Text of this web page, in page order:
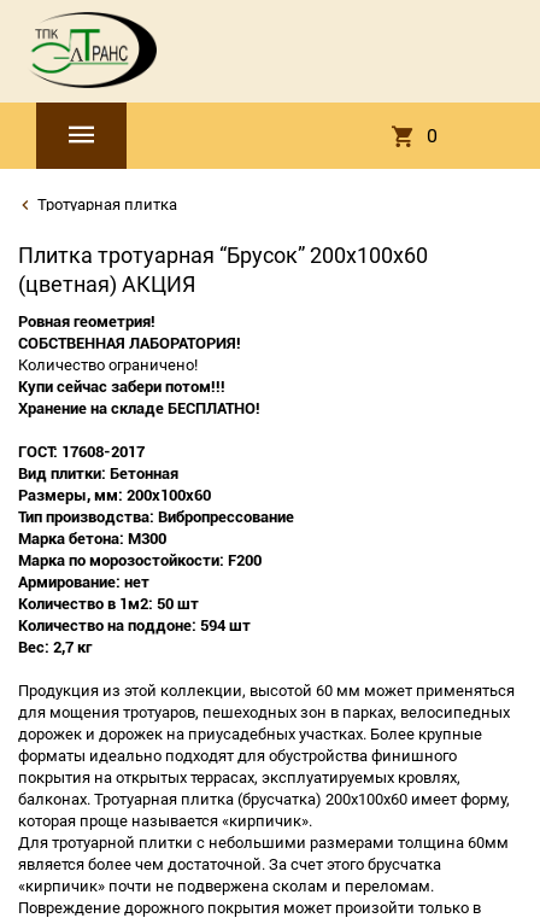
0
Тротуарная плитка
Плитка тротуарная “Брусок” 200х100х60
(цветная) АКЦИЯ
Ровная геометрия!
СОБСТВЕННАЯ ЛАБОРАТОРИЯ!
Количество ограничено!
Купи сейчас забери потом!!!
Хранение на складе БЕСПЛАТНО!
ГОСТ: 17608-2017
Вид плитки: Бетонная
Размеры, мм: 200х100х60
Тип производства: Вибропрессование
Марка бетона: М300
Марка по морозостойкости: F200
Армирование: нет
Количество в 1м2: 50 шт
Количество на поддоне: 594 шт
Вес: 2,7 кг
Продукция из этой коллекции, высотой 60 мм может применяться
для мощения тротуаров, пешеходных зон в парках, велосипедных
дорожек и дорожек на приусадебных участках. Более крупные
форматы идеально подходят для обустройства финишного
покрытия на открытых террасах, эксплуатируемых кровлях,
балконах. Тротуарная плитка (брусчатка) 200х100х60 имеет форму,
которая проще называется «кирпичик».
Для тротуарной плитки с небольшими размерами толщина 60мм
является более чем достаточной. За счет этого брусчатка
«кирпичик» почти не подвержена сколам и переломам.
Повреждение дорожного покрытия может произойти только в